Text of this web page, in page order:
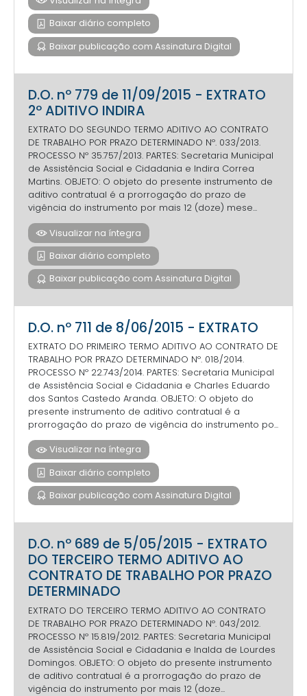
Baixar diário completo
Baixar publicação com Assinatura Digital
D.O. nº 779 de 11/09/2015 - EXTRATO
2º ADITIVO INDIRA
EXTRATO DO SEGUNDO TERMO ADITIVO AO CONTRATO
DE TRABALHO POR PRAZO DETERMINADO Nº. 033/2013.
PROCESSO Nº 35.757/2013. PARTES: Secretaria Municipal
de Assistência Social e Cidadania e Indira Correa
Martins. OBJETO: O objeto do presente instrumento de
aditivo contratual é a prorrogação do prazo de
vigência do instrumento por mais 12 (doze) mese...
Visualizar na íntegra
Baixar diário completo
Baixar publicação com Assinatura Digital
D.O. nº 711 de 8/06/2015 - EXTRATO
EXTRATO DO PRIMEIRO TERMO ADITIVO AO CONTRATO DE
TRABALHO POR PRAZO DETERMINADO Nº. 018/2014.
PROCESSO Nº 22.743/2014. PARTES: Secretaria Municipal
de Assistência Social e Cidadania e Charles Eduardo
dos Santos Castedo Aranda. OBJETO: O objeto do
presente instrumento de aditivo contratual é a
prorrogação do prazo de vigência do instrumento po...
Visualizar na íntegra
Baixar diário completo
Baixar publicação com Assinatura Digital
D.O. nº 689 de 5/05/2015 - EXTRATO
DO TERCEIRO TERMO ADITIVO AO
CONTRATO DE TRABALHO POR PRAZO
DETERMINADO
EXTRATO DO TERCEIRO TERMO ADITIVO AO CONTRATO
DE TRABALHO POR PRAZO DETERMINADO Nº. 043/2012.
PROCESSO Nº 15.819/2012. PARTES: Secretaria Municipal
de Assistência Social e Cidadania e Inalda de Lourdes
Domingos. OBJETO: O objeto do presente instrumento
de aditivo contratual é a prorrogação do prazo de
vigência do instrumento por mais 12 (doze...